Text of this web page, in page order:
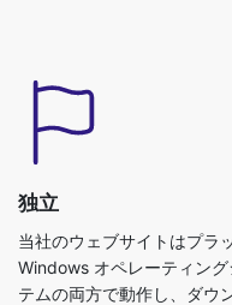
独立
当社のウェブサイトはプラ
Windows オペレーティン
テムの両方で動作し、ダウ